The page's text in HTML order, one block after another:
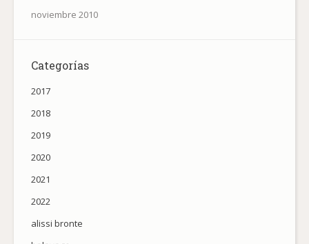
noviembre 2010
Categorías
2017
2018
2019
2020
2021
2022
alissi bronte